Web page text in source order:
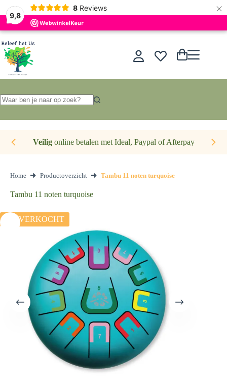
9,8
8 Reviews ×
Ga
naar
de
inhoud
Winkelwagen
resultaten
Veiligonline betalen met Ideal, Paypal of Afterpay
Home Productoverzicht Tambu 11 noten turquoise
Tambu 11 noten turquoise
UITVERKOCHT